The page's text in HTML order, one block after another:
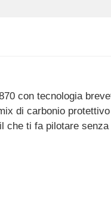
con tecnologia
di carbonio
ti fa pilotare